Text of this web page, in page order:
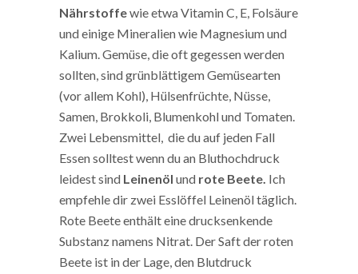
Nährstoffewie etwa Vitamin C, E, Folsäure
und einige Mineralien wie Magnesium und
Kalium. Gemüse, die oft gegessen werden
sollten, sind grünblättigem Gemüsearten
(vor allem Kohl), Hülsenfrüchte, Nüsse,
Samen, Brokkoli, Blumenkohl und Tomaten.
Zwei Lebensmittel, die du auf jeden Fall
Essen solltest wenn du an Bluthochdruck
leidest sind Leinenöl und rote Beete. Ich
empfehle dir zwei Esslöffel Leinenöl täglich.
Rote Beete enthält eine drucksenkende
Substanz namens Nitrat. Der Saft der roten
Beete ist in der Lage, den Blutdruck